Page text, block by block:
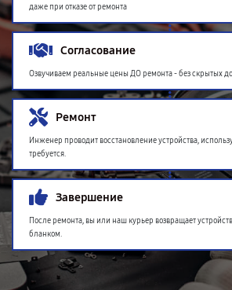
даже при отказе от ремонта
Согласование
Озвучиваем реальные цены ДО ремонта - без скрытых
Ремонт
Инженер проводит восстановление устройства,
требуется.
Завершение
После ремонта, вы или наш курьер возвращает
бланком.